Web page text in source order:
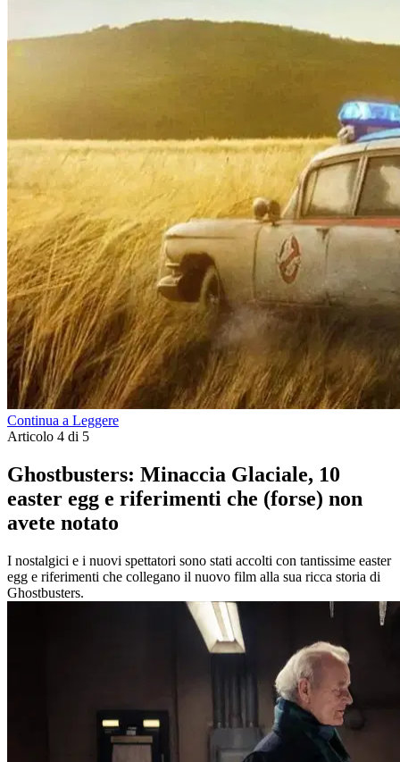
Continua a Leggere
Articolo 4 di 5
Ghostbusters: Minaccia Glaciale, 10
easter egg e riferimenti che (forse) non
avete notato
I nostalgici e i nuovi spettatori sono stati accolti con tantissime easter
egg e riferimenti che collegano il nuovo film alla sua ricca storia di
Ghostbusters.